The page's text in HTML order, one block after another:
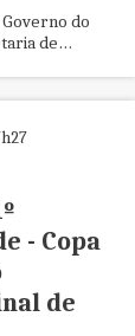
do
de
- Copa
de